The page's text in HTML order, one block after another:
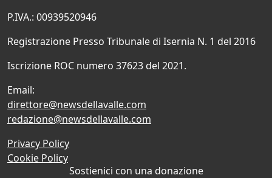
P.IVA.: 00939520946
Registrazione Presso Tribunale di Isernia N. 1 del 2016
Iscrizione ROC numero 37623 del 2021.
Email:
direttore@newsdellavalle.com
redazione@newsdellavalle.com
Privacy Policy
Cookie Policy
Sostienici con una donazione